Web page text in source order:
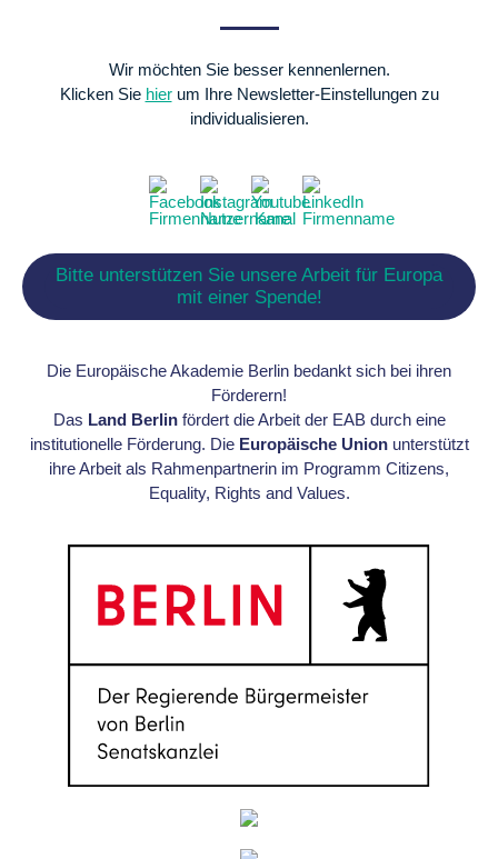
Wir möchten Sie besser kennenlernen.
Klicken Sie hierum Ihre Newsletter-Einstellungen zu
individualisieren.
Bitte unterstützen Sie unsere Arbeit für Europa
mit einer Spende!
Die Europäische Akademie Berlin bedankt sich bei ihren
Förderern!
Das Land Berlinfördert die Arbeit der EAB durch eine
institutionelle Förderung. Die Europäische Unionunterstützt
ihre Arbeit als Rahmenpartnerin im Programm Citizens,
Equality, Rights and Values.